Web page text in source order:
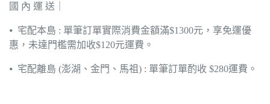
國 內 運 送｜
⦁ 宅配本島 : 單筆訂單實際消費金額滿$1300元，享免運優
惠，未達門檻需加收$120元運費。
⦁ 宅配離島 (澎湖、金門、馬祖) : 單筆訂單酌收 $280運費。